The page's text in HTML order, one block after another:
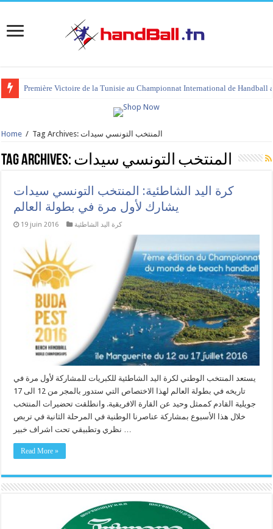
Première Victoire de la Tunisie au Championnat International de Handball
Home / Tag Archives: المنتخب التونسي سيدات
Tag Archives: المنتخب التونسي سيدات
كرة اليد الشاطئية: المنتخب التونسي سيدات
يشارك لأول مرة في بطولة العالم
19 juin 2016 كرة اليد الشاطئية
يستعد المنتخب الوطني لكرة اليد الشاطئية للكبريات للمشاركة لأول مرة في
تاريخه في بطولة العالم لهذا الاختصاص التي ستدور بالمجر من 12 الى 17
جويلية القادم كممثل وحيد عن القارة الافريقية. وانطلقت تحضيرات المنتخب
خلال هذا الأسبوع بمشاركة عناصرنا الوطنية في المرحلة الثانية في تربص
Read More »